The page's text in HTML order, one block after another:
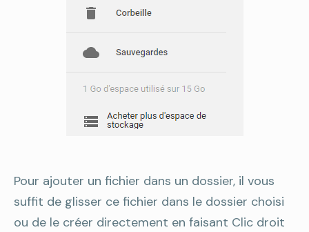
Pour ajouter un fichier dans un dossier, il vous
suffit de glisser ce fichier dans le dossier choisi
ou de le créer directement en faisant Clic droit